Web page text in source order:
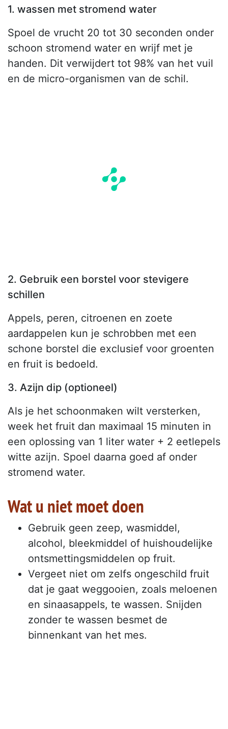
1. wassen met stromend water
Spoel de vrucht 20 tot 30 seconden onder
schoon stromend water en wrijf met je
handen. Dit verwijdert tot 98% van het vuil
en de micro-organismen van de schil.
2. Gebruik een borstel voor stevigere
schillen
Appels, peren, citroenen en zoete
aardappelen kun je schrobben met een
schone borstel die exclusief voor groenten
en fruit is bedoeld.
3. Azijn dip (optioneel)
Als je het schoonmaken wilt versterken,
week het fruit dan maximaal 15 minuten in
een oplossing van 1 liter water + 2 eetlepels
witte azijn. Spoel daarna goed af onder
stromend water.
Wat u niet moet doen
Gebruik geen zeep, wasmiddel,
alcohol, bleekmiddel of huishoudelijke
ontsmettingsmiddelen op fruit.
Vergeet niet om zelfs ongeschild fruit
dat je gaat weggooien, zoals meloenen
en sinaasappels, te wassen. Snijden
zonder te wassen besmet de
binnenkant van het mes.